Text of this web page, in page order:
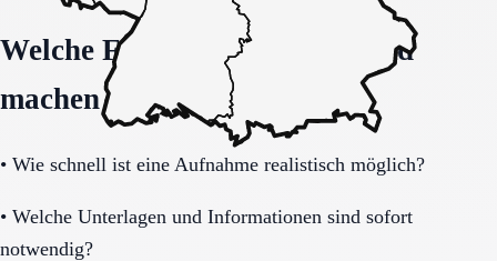
Welche Fragen den Unterschied
machen
• Wie schnell ist eine Aufnahme realistisch möglich?
• Welche Unterlagen und Informationen sind sofort
notwendig?